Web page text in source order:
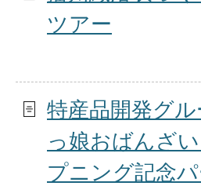
ツアー
特産品開発グ
っ娘おばんざ
プニング記念